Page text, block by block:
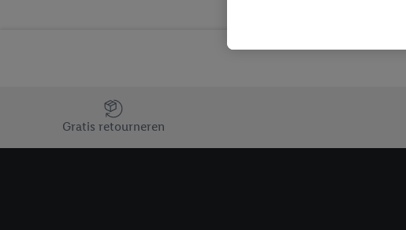
Jouw voordelen bij ons als Lidl webshop klant
Gratis retourneren
Als je hiervoor toestemming
eerder interesse hebt getoond
maar het niet te kopen). De
mailadres en met eventuele
Onder "Aanpassen" kun je
Door te klikken op "Weigeren",
Door op "Akkoord" te klikken,